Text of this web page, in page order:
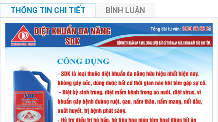
THÔNG TIN CHI TIẾT BÌNH LUẬN